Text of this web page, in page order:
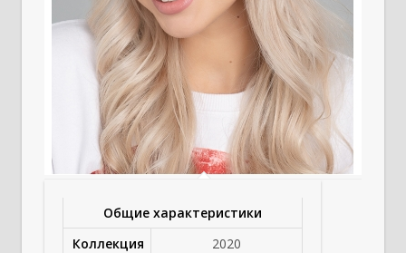
Общие характеристики
Коллекция
2020